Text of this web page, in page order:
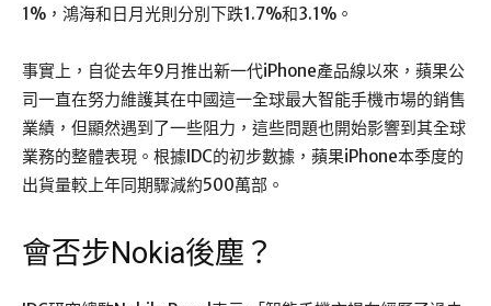
1%，鴻海和日月光則分別下跌1.7%和3.1%。
事實上，自從去年9月推出新一代iPhone產品線以來，蘋果公
司一直在努力維護其在中國這一全球最大智能手機市場的銷售
業績，但顯然遇到了一些阻力，這些問題也開始影響到其全球
業務的整體表現。根據IDC的初步數據，蘋果iPhone本季度的
出貨量較上年同期驟減約500萬部。
會否步Nokia後塵？